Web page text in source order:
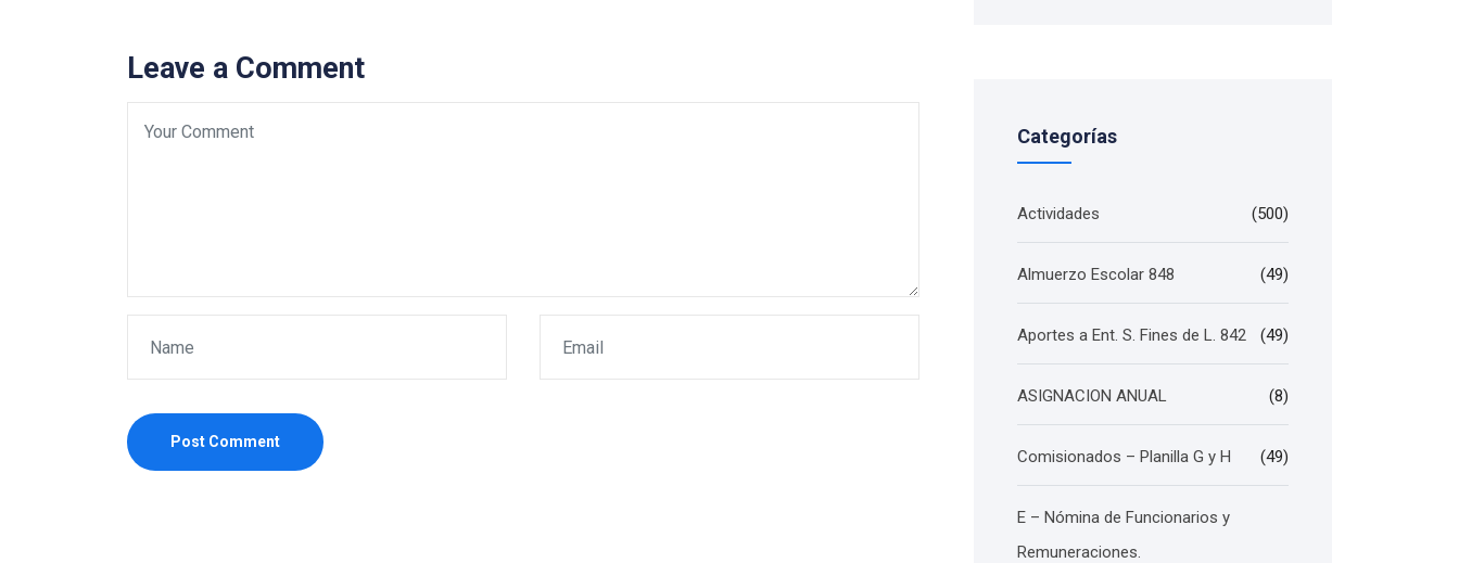
Leave a Comment
Post Comment
Categorías
Actividades (500)
Almuerzo Escolar 848 (49)
Aportes a Ent. S. Fines de L. 842 (49)
ASIGNACION ANUAL (8)
Comisionados – Planilla G y H (49)
E – Nómina de Funcionarios y
Remuneraciones.